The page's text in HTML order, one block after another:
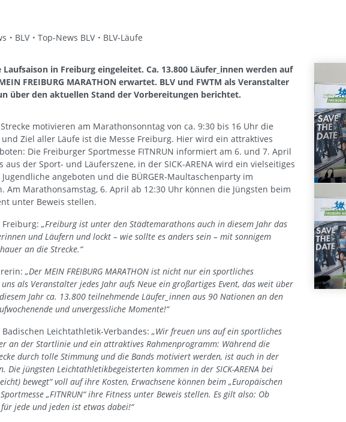
BLV Top-News BLV BLV-Läufe
in Freiburg eingeleitet. Ca. 13.800 Läufer_innen werden auf
FREIBURG MARATHON erwartet. BLV und FWTM als Veranstalter
über den aktuellen Stand der Vorbereitungen berichtet.
motivieren am Marathonsonntag von ca. 9:30 bis 16 Uhr die
Ziel aller Läufe ist die Messe Freiburg. Hier wird ein attraktives
Die Freiburger Sportmesse FITNRUN informiert am 6. und 7. April
der Sport- und Läuferszene, in der SICK-ARENA wird ein vielseitiges
angeboten und die BÜRGER-Maultaschenparty im
Am Marathonsamstag, 6. April ab 12:30 Uhr können die Jüngsten beim
unter Beweis stellen.
„Freiburg ist unter den Städtemarathons auch in diesem Jahr das
und Läufern und lockt – wie sollte es anders sein – mit sonnigem
an die Strecke.“
„Der MEIN FREIBURG MARATHON ist nicht nur ein sportliches
als Veranstalter jedes Jahr aufs Neue ein großartiges Event, das weit über
Jahr ca. 13.800 teilnehmende Läufer_innen aus 90 Nationen an den
und unvergessliche Momente!“
Leichtathletik-Verbandes: „Wir freuen uns auf ein sportliches
an der Startlinie und ein attraktives Rahmenprogramm: Während die
durch tolle Stimmung und die Bands motiviert werden, ist auch in der
Die jüngsten Leichtathletikbegeisterten kommen in der SICK-ARENA bei
bewegt“ voll auf ihre Kosten, Erwachsene können beim „Europäischen
„FITNRUN“ ihre Fitness unter Beweis stellen. Es gilt also: Ob
jede und jeden ist etwas dabei!“